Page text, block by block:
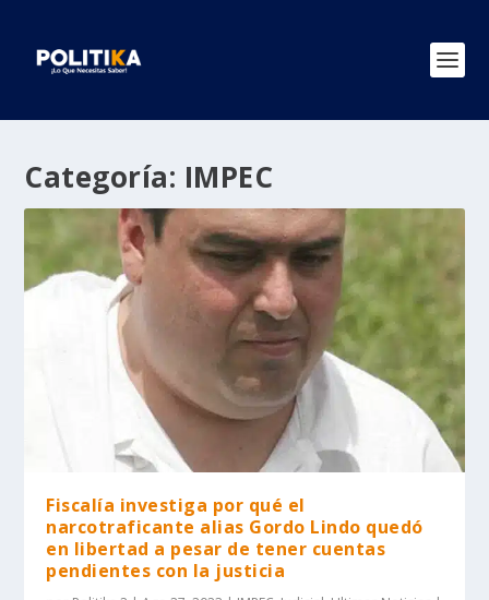
Categoría: IMPEC
Fiscalía investiga por qué el
narcotraficante alias Gordo Lindo quedó
en libertad a pesar de tener cuentas
pendientes con la justicia